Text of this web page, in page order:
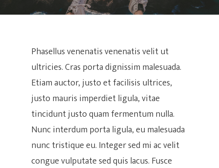
Phasellus venenatis venenatis velit ut
ultricies. Cras porta dignissim malesuada.
Etiam auctor, justo et facilisis ultrices,
justo mauris imperdiet ligula, vitae
tincidunt justo quam fermentum nulla.
Nunc interdum porta ligula, eu malesuada
nunc tristique eu. Integer sed mi ac velit
congue vulputate sed quis lacus. Fusce